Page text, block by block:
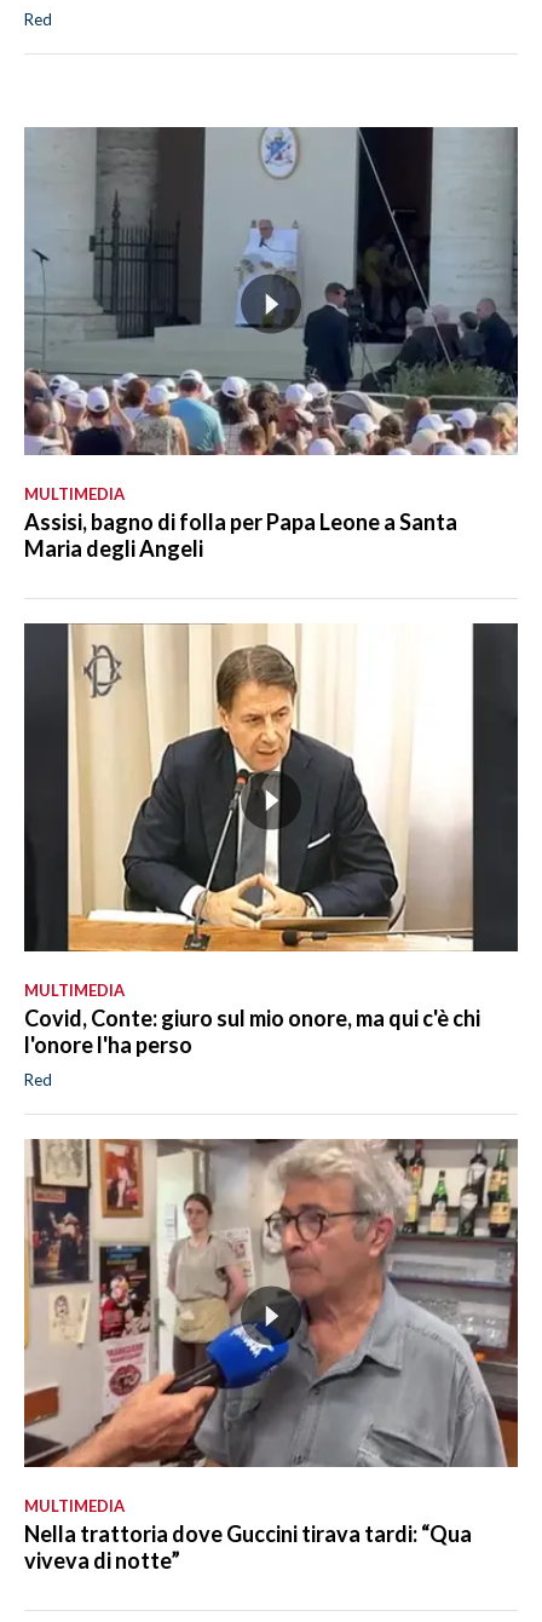
Red
MULTIMEDIA
Assisi, bagno di folla per Papa Leone a Santa
Maria degli Angeli
MULTIMEDIA
Covid, Conte: giuro sul mio onore, ma qui c'è chi
l'onore l'ha perso
Red
MULTIMEDIA
Nella trattoria dove Guccini tirava tardi: “Qua
viveva di notte”